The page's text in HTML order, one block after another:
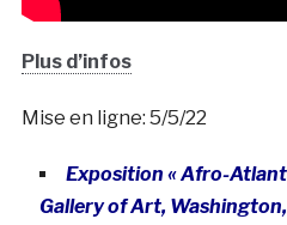
Plus d’infos
Mise en ligne: 5/5/22
Exposition « Afro-
Gallery of Art,